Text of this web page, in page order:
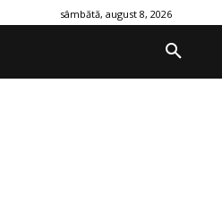
sâmbătă, august 8, 2026